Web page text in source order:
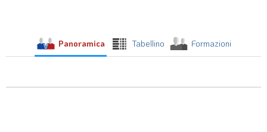
Panoramica Tabellino Formazioni